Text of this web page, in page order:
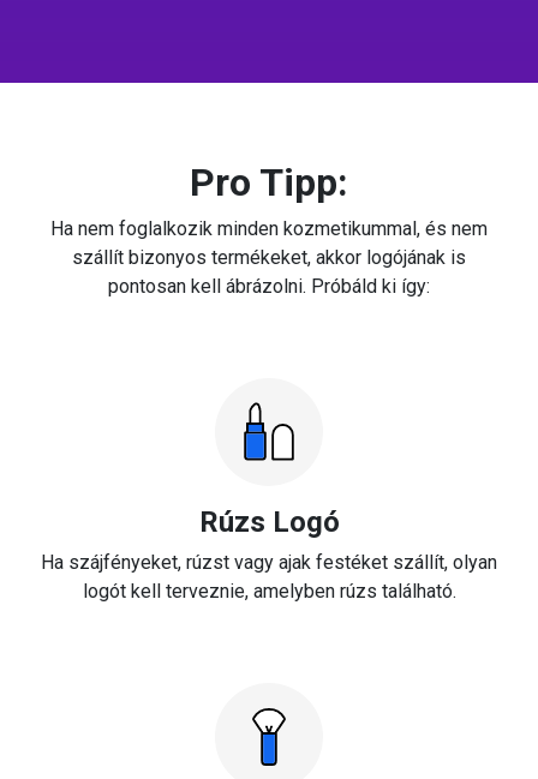
Pro Tipp:
Ha nem foglalkozik minden kozmetikummal, és nem
szállít bizonyos termékeket, akkor logójának is
pontosan kell ábrázolni. Próbáld ki így:
Rúzs Logó
Ha szájfényeket, rúzst vagy ajak festéket szállít, olyan
logót kell terveznie, amelyben rúzs található.